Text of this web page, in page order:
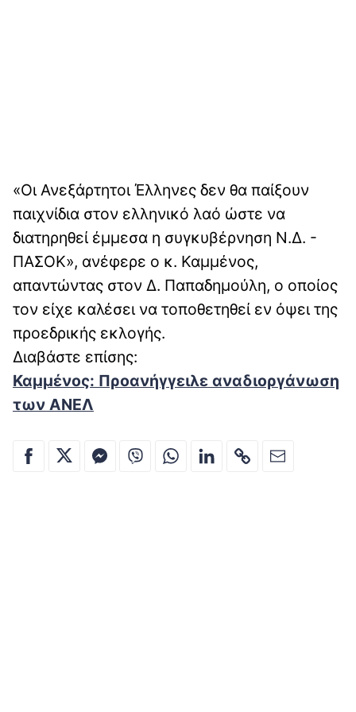
«Οι Ανεξάρτητοι Έλληνες δεν θα παίξουν
παιχνίδια στον ελληνικό λαό ώστε να
διατηρηθεί έμμεσα η συγκυβέρνηση Ν.Δ. -
ΠΑΣΟΚ», ανέφερε ο κ. Καμμένος,
απαντώντας στον Δ. Παπαδημούλη, ο οποίος
τον είχε καλέσει να τοποθετηθεί εν όψει της
προεδρικής εκλογής.
Διαβάστε επίσης:
Καμμένος: Προανήγγειλε αναδιοργάνωση
των ΑΝΕΛ